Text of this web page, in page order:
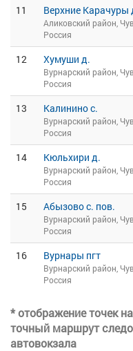
11 Верхние Карачуры
Аликовский район,
Россия
12 Хумуши д.
Вурнарский район,
Россия
13 Калинино с.
Вурнарский район,
Россия
14 Кюльхири д.
Вурнарский район,
Россия
15 Абызово с. пов.
Вурнарский район,
Россия
16 Вурнары пгт
Вурнарский район,
Россия
* отображение точек
точный маршрут
автовокзала